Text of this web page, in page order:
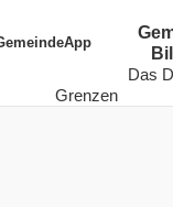
Das
Grenzen